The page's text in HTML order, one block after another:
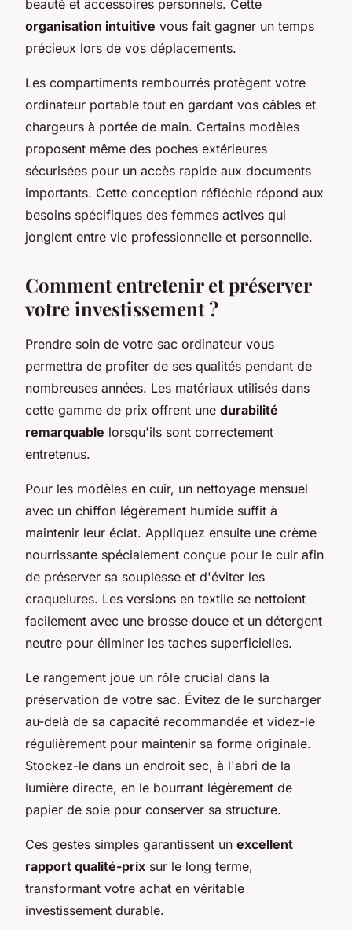
beauté et accessoires personnels. Cette
organisation intuitive vous fait gagner un temps
précieux lors de vos déplacements.
Les compartiments rembourrés protègent votre
ordinateur portable tout en gardant vos câbles et
chargeurs à portée de main. Certains modèles
proposent même des poches extérieures
sécurisées pour un accès rapide aux documents
importants. Cette conception réfléchie répond aux
besoins spécifiques des femmes actives qui
jonglent entre vie professionnelle et personnelle.
Comment entretenir et préserver
votre investissement ?
Prendre soin de votre sac ordinateur vous
permettra de profiter de ses qualités pendant de
nombreuses années. Les matériaux utilisés dans
cette gamme de prix offrent une durabilité
remarquable lorsqu'ils sont correctement
entretenus.
Pour les modèles en cuir, un nettoyage mensuel
avec un chiffon légèrement humide suffit à
maintenir leur éclat. Appliquez ensuite une crème
nourrissante spécialement conçue pour le cuir afin
de préserver sa souplesse et d'éviter les
craquelures. Les versions en textile se nettoient
facilement avec une brosse douce et un détergent
neutre pour éliminer les taches superficielles.
Le rangement joue un rôle crucial dans la
préservation de votre sac. Évitez de le surcharger
au-delà de sa capacité recommandée et videz-le
régulièrement pour maintenir sa forme originale.
Stockez-le dans un endroit sec, à l'abri de la
lumière directe, en le bourrant légèrement de
papier de soie pour conserver sa structure.
Ces gestes simples garantissent un excellent
rapport qualité-prix sur le long terme,
transformant votre achat en véritable
investissement durable.